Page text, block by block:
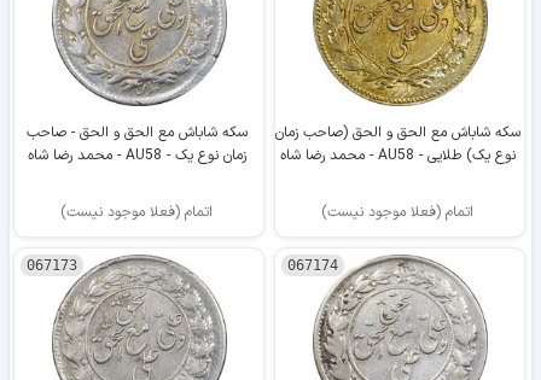
سکه شاباش مع الحق و الحق (صاحب زمان
نوع یک) طلایی - AU58 - محمد رضا شاه
اتمام (فعلا موجود نیست)
سکه شاباش مع الحق و الحق - صاحب
زمان نوع یک - AU58 - محمد رضا شاه
اتمام (فعلا موجود نیست)
067174
067173